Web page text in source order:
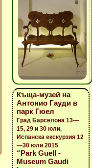
Къща-музей на
Антонио Гауди в
парк Гюел
Град Барселона 13—
15, 29 и 30 юли,
Испанска екскурзия 12
—30 юли 2015
“Park Guell -
Museum Gaudi